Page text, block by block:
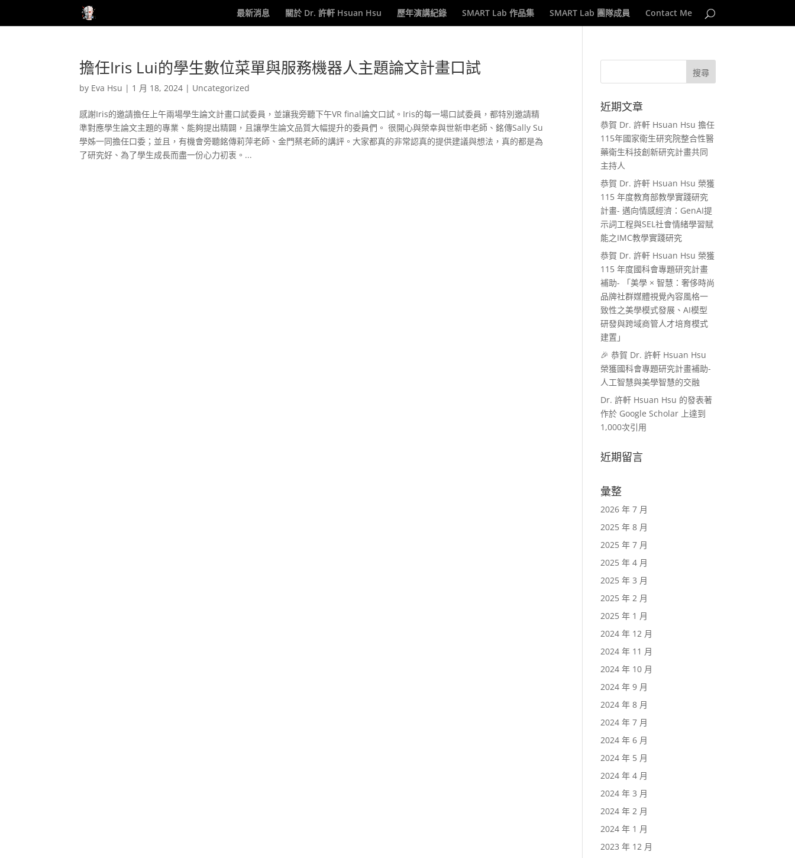
最新消息 關於 Dr. 許軒 Hsuan Hsu 歷年演講紀錄 SMART Lab 作品集 SMART Lab 團隊成員 Contact Me
擔任Iris Lui的學生數位菜單與服務機器人主題論文計畫口試
by Eva Hsu | 1 月 18, 2024 | Uncategorized
感謝Iris的邀請擔任上午兩場學生論文計畫口試委員，並讓我旁聽下午VR final論文口試。Iris的每一場口試委員，都特別邀請精
準對應學生論文主題的專業、能夠提出精闢，且讓學生論文品質大幅提升的委員們。 很開心與榮幸與世新申老師、銘傳Sally Su
學姊一同擔任口委；並且，有機會旁聽銘傳莉萍老師、金門蔡老師的講評。大家都真的非常認真的提供建議與想法，真的都是為
了研究好、為了學生成長而盡一份心力初衷。...
近期文章
恭賀 Dr. 許軒 Hsuan Hsu 擔任
115年國家衛生研究院整合性醫
藥衛生科技創新研究計畫共同
主持人
恭賀 Dr. 許軒 Hsuan Hsu 榮獲
115 年度教育部教學實踐研究
計畫- 邁向情感經濟：GenAI提
示詞工程與SEL社會情緒學習賦
能之IMC教學實踐研究
恭賀 Dr. 許軒 Hsuan Hsu 榮獲
115 年度國科會專題研究計畫
補助- 「美學 × 智慧：奢侈時尚
品牌社群媒體視覺內容風格一
致性之美學模式發展、AI模型
研發與跨域商管人才培育模式
建置」
🎉 恭賀 Dr. 許軒 Hsuan Hsu
榮獲國科會專題研究計畫補助-
人工智慧與美學智慧的交融
Dr. 許軒 Hsuan Hsu 的發表著
作於 Google Scholar 上達到
1,000次引用
近期留言
彙整
2026 年 7 月
2025 年 8 月
2025 年 7 月
2025 年 4 月
2025 年 3 月
2025 年 2 月
2025 年 1 月
2024 年 12 月
2024 年 11 月
2024 年 10 月
2024 年 9 月
2024 年 8 月
2024 年 7 月
2024 年 6 月
2024 年 5 月
2024 年 4 月
2024 年 3 月
2024 年 2 月
2024 年 1 月
2023 年 12 月